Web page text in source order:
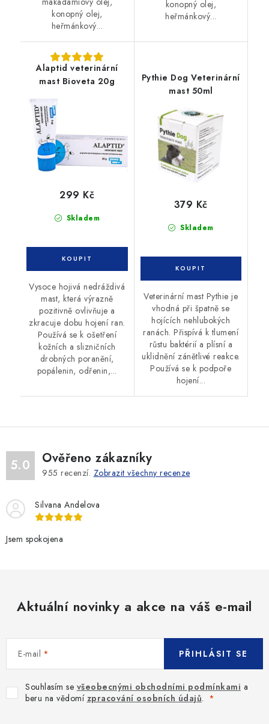
konopný olej,
heřmánkový...
konopný olej,
heřmánkový...
Alaptid veterinární
mast Bioveta 20g
Skladem
299 Kč
Vysoce hojivá nedráždivá
mast, která výrazně
pozitivně ovlivňuje a
zkracuje dobu hojení ran.
Používá se k ošetření
kožních a slizničních
drobných poranění,
popálenin, odřenin,...
Pythie Dog Veterinární
mast 50ml
Skladem
379 Kč
Veterinární mast Pythie je
vhodná při špatně se
hojících nehlubokých
ranách. Přispívá k tlumení
růstu baktérií a plísní a
uklidnění zánětlivé reakce.
Používá se k podpoře
hojení...
5.0 Ověřeno zákazníky
955 recenzí. Zobrazit všechny recenze
Silvana Andelova
Jsem spokojena
Aktuální novinky a akce na váš e-mail
E-mail
Souhlasím se všeobecnými obchodními podmínkami a
beru na vědomí zpracování osobních údajů.
PŘIHLÁSIT SE